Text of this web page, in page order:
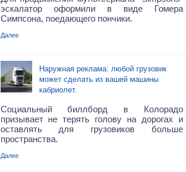
эскалатор оформили в виде Гомера
Симпсона, поедающего пончики.
Далее
Наружная реклама: любой грузовик
может сделать из вашей машины
кабриолет.
Социальный биллборд в Колорадо
призывает не терять голову на дорогах и
оставлять для грузовиков больше
пространства.
Далее